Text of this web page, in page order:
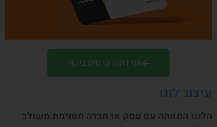
אני רוצה כרטיס ביקור
עיצוב לוגו
הלוגו המזוהה עם עסק או חברה מסוימת משולב